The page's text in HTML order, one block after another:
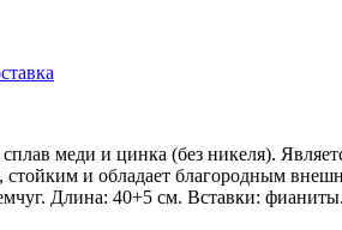
меди и цинка (без никеля).
стойким и обладает благородным
Длина: 40+5 см. Вставки: